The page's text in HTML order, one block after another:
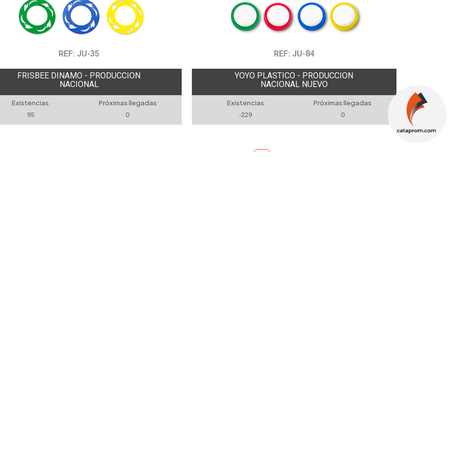
REF: JU-35
FRISBEE DINAMO - PRODUCCION
NACIONAL
Existencias
95
Próximas llegadas
0
REF: JU-84
YOYO PLASTICO - PRODUCCION
NACIONAL NUEVO
Existencias
-229
Próximas llegadas
0